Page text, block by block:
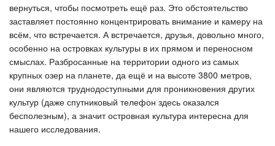
вернуться, чтобы посмотреть ещё раз. Это обстоятельство
заставляет постоянно концентрировать внимание и камеру на
всём, что встречается. А встречается, друзья, довольно много,
особенно на островках культуры в их прямом и переносном
смыслах. Разбросанные на территории одного из самых
крупных озер на планете, да ещё и на высоте 3800 метров,
они являются труднодоступными для проникновения других
культур (даже спутниковый телефон здесь оказался
бесполезным), а значит островная культура интересна для
нашего исследования.